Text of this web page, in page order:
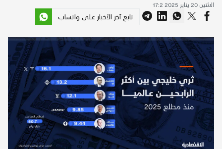
الاثنين 20 يناير 2025 17:2
تابع آخر الأخبار على واتساب